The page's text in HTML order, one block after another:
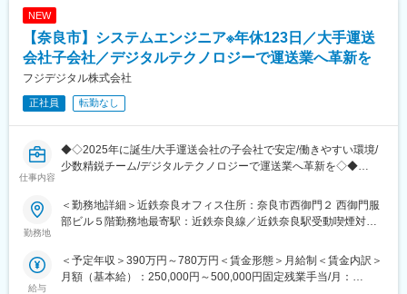
・自身の提案がダイレクトに形になるクリエイティブ性の高い仕
事
住まいづくりを起点に、不動産、リフォーム、民泊、保育・介
にしています。従業員満足度94％、GPTW「働きがいのある会
社」に選出されるなど、働く環境も高評価。スピード感ある行動
変更の範囲：会社の定める業務
NEW
【奈良市】システムエンジニア※年休123日／大手運送
会社子会社／デジタルテクノロジーで運送業へ革新を
フジデジタル株式会社
正社員 転勤なし
仕事内容
◆◇2025年に誕生/大手運送会社の子会社で安定/働きやすい環境/
少数精鋭チーム/デジタルテクノロジーで運送業へ革新を◇◆
大型長距離運送フジトランスポートの情報システム子会社である
当社にて、システム企画、開発、運用に関する業務をお任せしま
■募集背景
デジタル強化を進めるため、システムエンジニアを増員募集して
勤務地
＜勤務地詳細＞近鉄奈良オフィス住所：奈良市西御門２ 西御門服
部ビル５階勤務地最寄駅：近鉄奈良線／近鉄奈良駅受動喫煙対
給与
＜予定年収＞390万円～780万円＜賃金形態＞月給制＜賃金内訳＞
月額（基本給）：250,000円～500,000円固定残業手当/月：